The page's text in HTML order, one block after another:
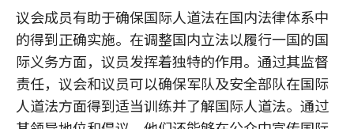
议会成员有助于确保国际人道法在国内法律体系中
的得到正确实施。在调整国内立法以履行一国的国
际义务方面，议员发挥着独特的作用。通过其监督
责任，议会和议员可以确保军队及安全部队在国际
人道法方面得到适当训练并了解国际人道法。通过